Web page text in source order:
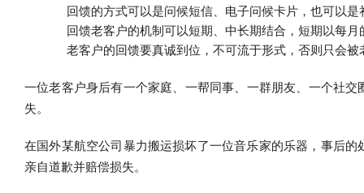
回馈的方式可以是问候短信、电子问候卡片，也可以
回馈老客户的机制可以短期、中长期结合，短期以每
老客户的回馈要真诚到位，不可流于形式，否则只会被
一位老客户身后有一个家庭、一帮同事、一群朋友、一个社
失。
在国外某航空公司暴力搬运损坏了一位音乐家的乐器，事后
亲自道歉并赔偿损失。